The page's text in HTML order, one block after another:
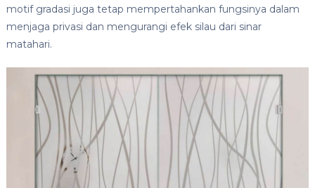
motif gradasi juga tetap mempertahankan fungsinya dalam
menjaga privasi dan mengurangi efek silau dari sinar
matahari.